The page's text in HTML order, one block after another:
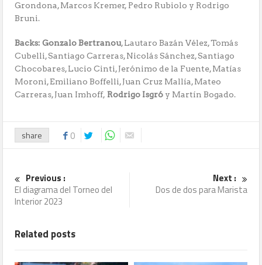
Grondona, Marcos Kremer, Pedro Rubiolo y Rodrigo
Bruni.
Backs: Gonzalo Bertranou, Lautaro Bazán Vélez, Tomás
Cubelli, Santiago Carreras, Nicolás Sánchez, Santiago
Chocobares, Lucio Cinti, Jerónimo de la Fuente, Matías
Moroni, Emiliano Boffelli, Juan Cruz Mallía, Mateo
Carreras, Juan Imhoff, Rodrigo Isgró y Martín Bogado.
share 0
Previous :
El diagrama del Torneo del
Interior 2023
Next :
Dos de dos para Marista
Related posts